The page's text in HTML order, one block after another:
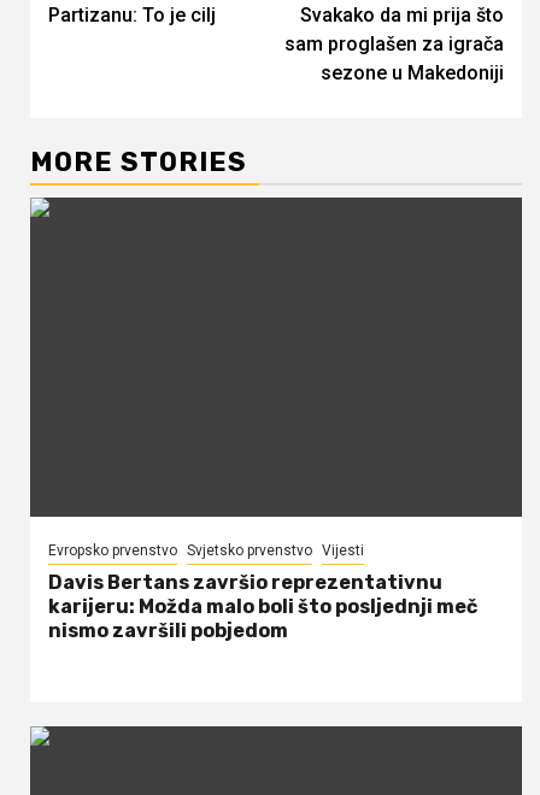
Partizanu: To je cilj
Svakako da mi prija što
sam proglašen za igrača
sezone u Makedoniji
MORE STORIES
Evropsko prvenstvo Svjetsko prvenstvo Vijesti
Davis Bertans završio reprezentativnu
karijeru: Možda malo boli što posljednji meč
nismo završili pobjedom